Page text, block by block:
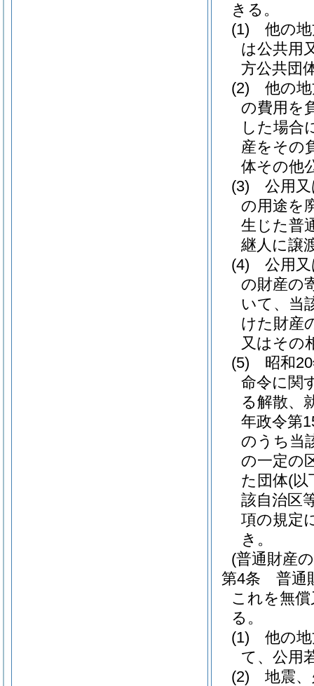
きる。
(1)
他の
は公共用
方公共団
(2)
他の
の費用を
した場合
産をその
体その他
(3)
公用
の用途を
生じた普
継人に譲
(4)
公用
の財産の
いて、当
けた財産
又はその
(5)
昭和
命令に関
る解散、
年政令第
のうち当
の一定の
た団体(以
該自治区
項の規定
き。
(普通財産
第4条
普通
これを無
る。
(1)
他の
て、公用
(2)
地震